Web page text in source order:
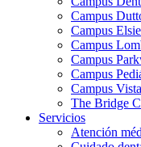
Campus
Campus
Campus
Campus
Campus
Campus Vista
The Bridge
Servicios
Atención